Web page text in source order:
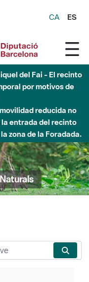
CA ES
del Fai - El recinto
por motivos de
reducida no
entrada del recinto
zona de la Foradada.